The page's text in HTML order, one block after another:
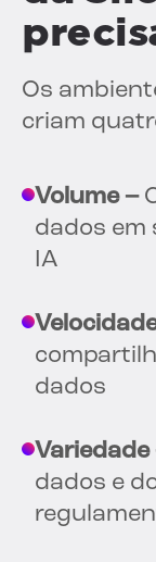
Os
criam
Volume –
dados em
IA
dados
Variedade
dados e